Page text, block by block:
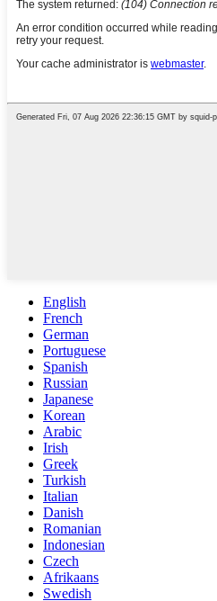
English
French
German
Portuguese
Spanish
Russian
Japanese
Korean
Arabic
Irish
Greek
Turkish
Italian
Danish
Romanian
Indonesian
Czech
Afrikaans
Swedish